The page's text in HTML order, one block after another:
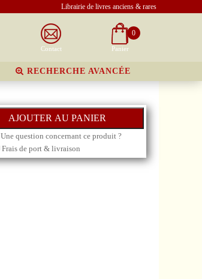
Librairie de livres anciens & rares
Contact
0
Panier
RECHERCHE AVANCÉE
Une question concernant ce produit ?
Frais de port & livraison